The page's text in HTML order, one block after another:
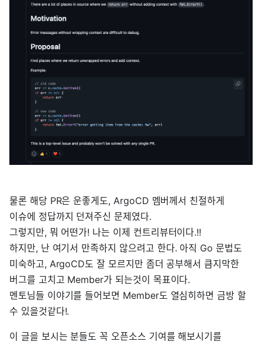
물론 해당 PR은 운좋게도, ArgoCD 멤버께서 친절하게
이슈에 정답까지 던져주신 문제였다.
그렇지만, 뭐 어떤가! 나는 이제 컨트리뷰터이다.!!
하지만, 난 여기서 만족하지 않으려고 한다. 아직 Go 문법도
미숙하고, ArgoCD도 잘 모르지만 좀더 공부해서 큼지막한
버그를 고치고 Member가 되는것이 목표이다.
멘토님들 이야기를 들어보면 Member도 열심히하면 금방 할
수 있을것같다!.
이 글을 보시는 분들도 꼭 오픈소스 기여를 해보시기를